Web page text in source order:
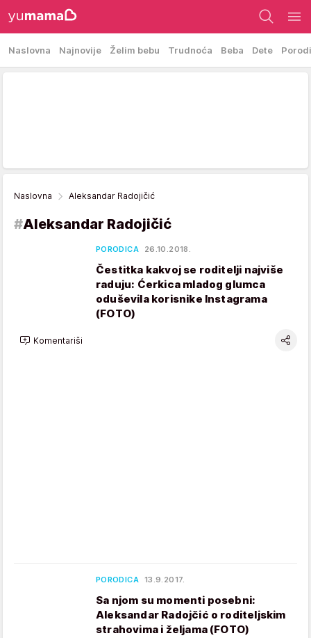
Naslovna Najnovije Želim bebu Trudnoća Beba Dete
Naslovna Aleksandar Radojičić
#Aleksandar Radojičić
PORODICA 26.10.2018.
Čestitka kakvoj se roditelji najviše
raduju: Ćerkica mladog glumca
oduševila korisnike Instagrama
(FOTO)
Komentariši
PORODICA 13.9.2017.
Sa njom su momenti posebni:
Aleksandar Radojčić o roditeljskim
strahovima i željama (FOTO)